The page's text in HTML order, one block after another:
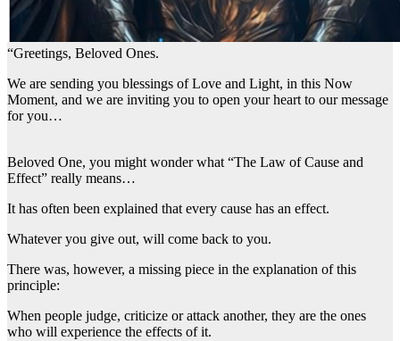
“Greetings, Beloved Ones.
We are sending you blessings of Love and Light, in this Now
Moment, and we are inviting you to open your heart to our message
for you…
Beloved One, you might wonder what “The Law of Cause and
Effect” really means…
It has often been explained that every cause has an effect.
Whatever you give out, will come back to you.
There was, however, a missing piece in the explanation of this
principle:
When people judge, criticize or attack another, they are the ones
who will experience the effects of it.